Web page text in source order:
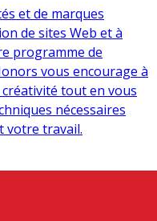
et de marques
de sites Web et à
programme de
vous encourage à
tout en vous
nécessaires
votre travail.